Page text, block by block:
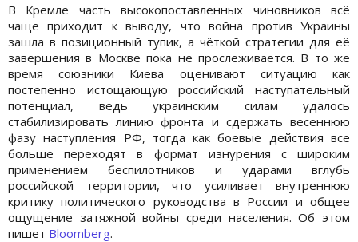
В Кремле часть высокопоставленных чиновников всё
чаще приходит к выводу, что война против Украины
зашла в позиционный тупик, а чёткой стратегии для её
завершения в Москве пока не прослеживается. В то же
время союзники Киева оценивают ситуацию как
постепенно истощающую российский наступательный
потенциал, ведь украинским силам удалось
стабилизировать линию фронта и сдержать весеннюю
фазу наступления РФ, тогда как боевые действия все
больше переходят в формат изнурения с широким
применением беспилотников и ударами вглубь
российской территории, что усиливает внутреннюю
критику политического руководства в России и общее
ощущение затяжной войны среди населения. Об этом
пишет Bloomberg.